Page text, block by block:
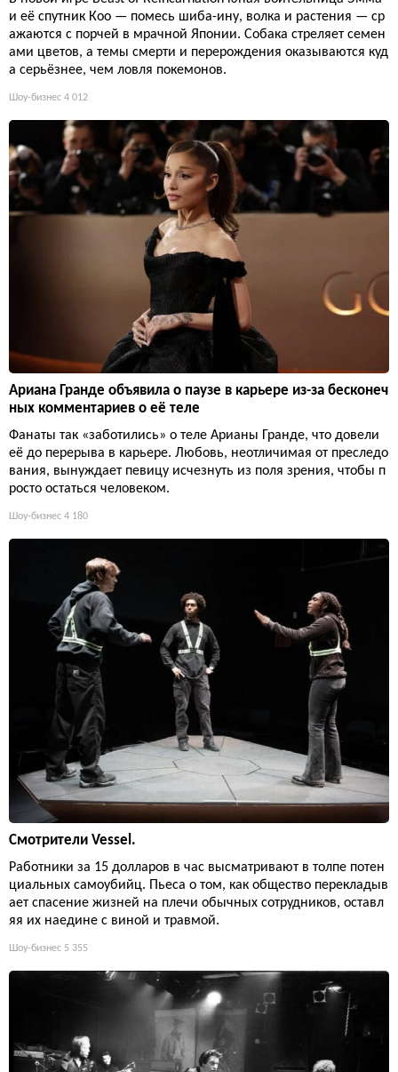
и её спутник Кoo — помесь шиба-ину, волка и растения — ср
ажаются с порчей в мрачной Японии. Собака стреляет семен
ами цветов, а темы смерти и перерождения оказываются куд
а серьёзнее, чем ловля покемонов.
Шоу-бизнес 4 012
Ариана Гранде объявила о паузе в карьере из-за бесконеч
ных комментариев о её теле
Фанаты так «заботились» о теле Арианы Гранде, что довели
её до перерыва в карьере. Любовь, неотличимая от преследо
вания, вынуждает певицу исчезнуть из поля зрения, чтобы п
росто остаться человеком.
Шоу-бизнес 4 180
Смотрители Vessel.
Работники за 15 долларов в час высматривают в толпе потен
циальных самоубийц. Пьеса о том, как общество перекладыв
ает спасение жизней на плечи обычных сотрудников, оставл
яя их наедине с виной и травмой.
Шоу-бизнес 5 355